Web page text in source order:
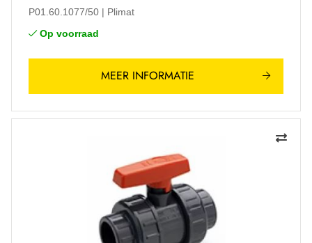
P01.60.1077/50
Plimat
Op voorraad
MEER INFORMATIE